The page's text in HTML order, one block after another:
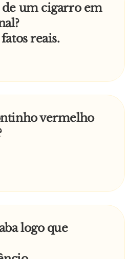
um cigarro em
reais.
vermelho
logo que